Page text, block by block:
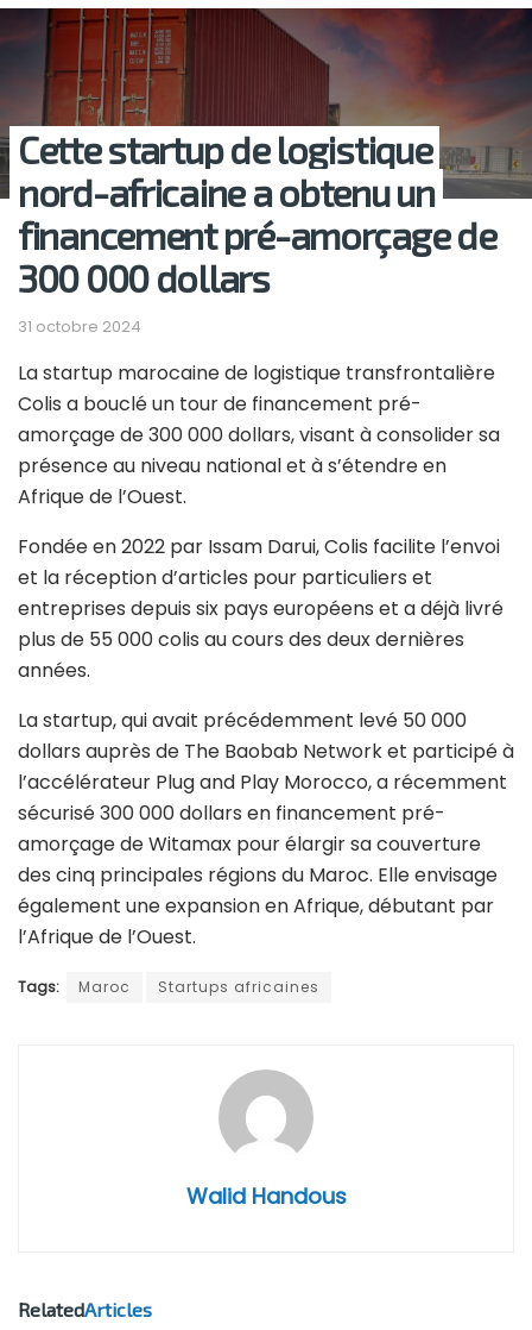
Cette startup de logistique
nord-africaine a obtenu un
financement pré-amorçage de
300 000 dollars
31 octobre 2024
La startup marocaine de logistique transfrontalière
Colis a bouclé un tour de financement pré-
amorçage de 300 000 dollars, visant à consolider sa
présence au niveau national et à s’étendre en
Afrique de l’Ouest.
Fondée en 2022 par Issam Darui, Colis facilite l’envoi
et la réception d’articles pour particuliers et
entreprises depuis six pays européens et a déjà livré
plus de 55 000 colis au cours des deux dernières
années.
La startup, qui avait précédemment levé 50 000
dollars auprès de The Baobab Network et participé à
l’accélérateur Plug and Play Morocco, a récemment
sécurisé 300 000 dollars en financement pré-
amorçage de Witamax pour élargir sa couverture
des cinq principales régions du Maroc. Elle envisage
également une expansion en Afrique, débutant par
l’Afrique de l’Ouest.
Tags: Maroc Startups africaines
Walid Handous
RelatedArticles